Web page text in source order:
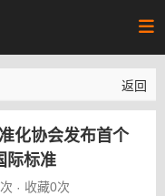
返回
化协会发布首个
际标准
· 收藏0次